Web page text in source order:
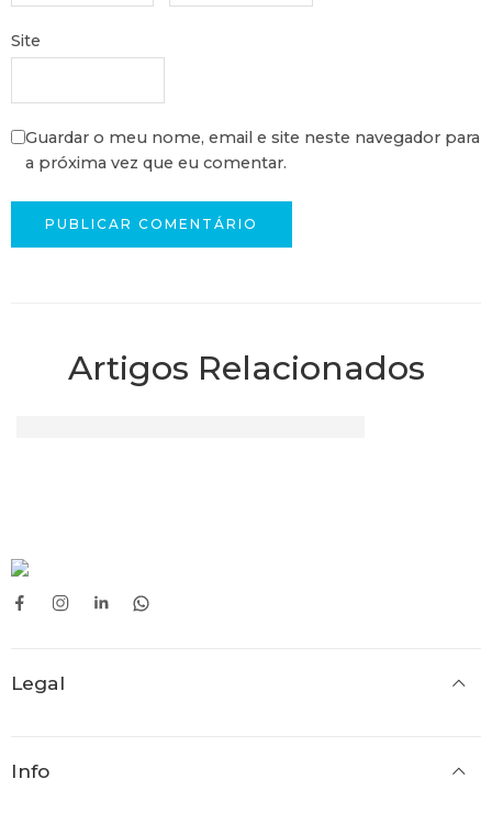
Site
Guardar o meu nome, email e site neste navegador para
a próxima vez que eu comentar.
Artigos Relacionados
Legal
Info